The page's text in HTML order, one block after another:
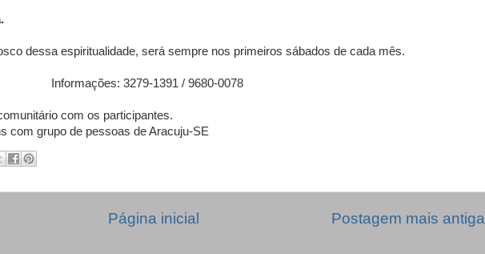
dessa espiritualidade, será sempre nos primeiros sábados de cada mês.
Informações: 3279-1391 / 9680-0078
com os participantes.
com grupo de pessoas de Aracuju-SE
Postagem mais antiga
Página inicial